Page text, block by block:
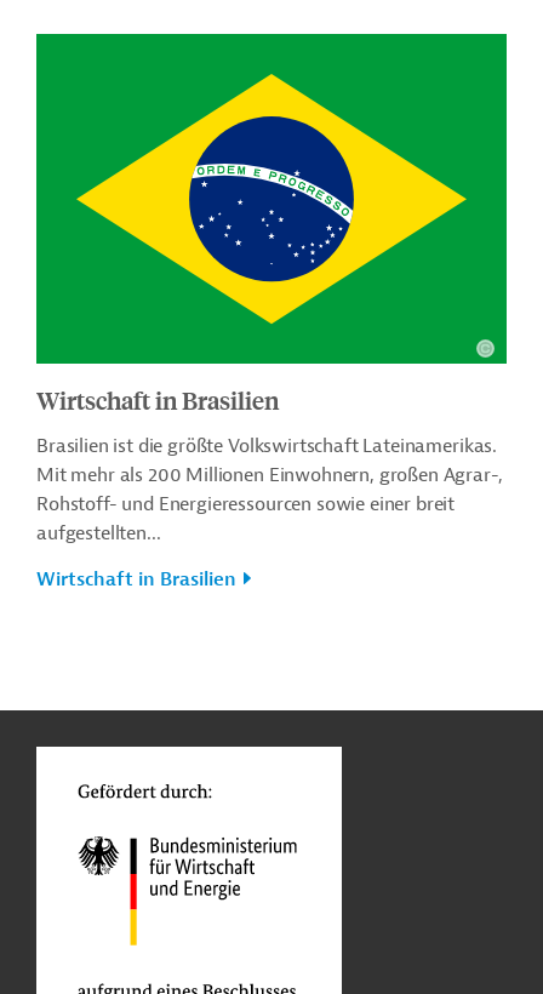
Wirtschaft in Brasilien
Brasilien ist die größte Volkswirtschaft Lateinamerikas.
Mit mehr als 200 Millionen Einwohnern, großen Agrar-,
Rohstoff- und Energieressourcen sowie einer breit
aufgestellten...
Wirtschaft in Brasilien